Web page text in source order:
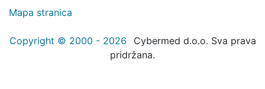
Mapa stranica
Copyright © 2000 - 2026
Cybermed d.o.o. Sva prava
pridržana.